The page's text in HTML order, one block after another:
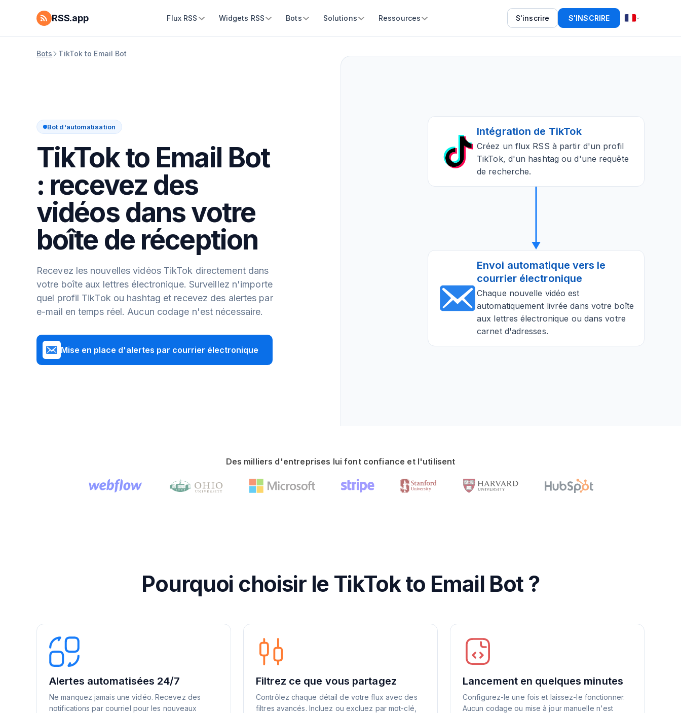
RSS.app Flux RSS Widgets RSS Bots Solutions Ressources S'inscrire S'INSCRIRE
Bots TikTok to Email Bot
Bot d'automatisation
TikTok to Email Bot
: recevez des
vidéos dans votre
boîte de réception
Recevez les nouvelles vidéos TikTok directement dans
votre boîte aux lettres électronique. Surveillez n'importe
quel profil TikTok ou hashtag et recevez des alertes par
e-mail en temps réel. Aucun codage n'est nécessaire.
Mise en place d'alertes par courrier électronique
Intégration de TikTok
Créez un flux RSS à partir d'un profil
TikTok, d'un hashtag ou d'une requête
de recherche.
Envoi automatique vers le
courrier électronique
Chaque nouvelle vidéo est
automatiquement livrée dans votre boîte
aux lettres électronique ou dans votre
carnet d'adresses.
Des milliers d'entreprises lui font confiance et l'utilisent
Pourquoi choisir le TikTok to Email Bot ?
Alertes automatisées 24/7
Ne manquez jamais une vidéo. Recevez des
notifications par courriel pour les nouveaux
Filtrez ce que vous partagez
Contrôlez chaque détail de votre flux avec des
filtres avancés. Incluez ou excluez par mot-clé,
Lancement en quelques minutes
Configurez-le une fois et laissez-le fonctionner.
Aucun codage ou mise à jour manuelle n'est